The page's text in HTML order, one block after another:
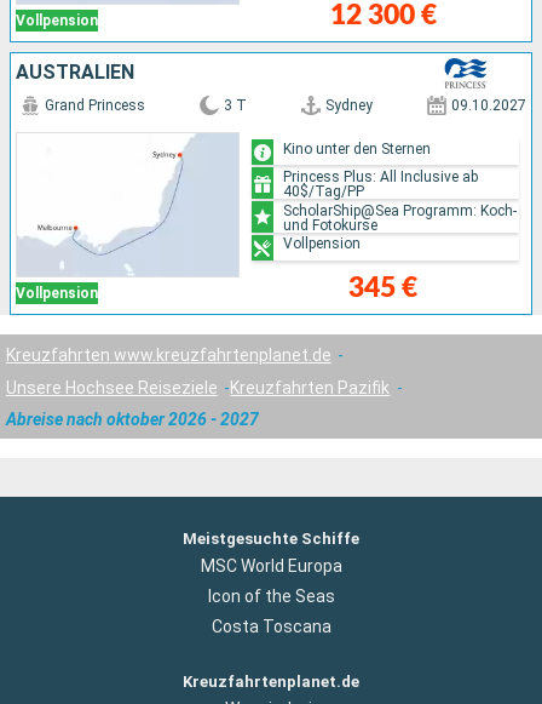
Vollpension 12 300 €
AUSTRALIEN
Vollpension
Grand Princess 3 T Sydney 09.10.2027
345 €
Kino unter den Sternen
Princess Plus: All Inclusive ab
40$/Tag/PP
ScholarShip@Sea Programm: Koch-
und Fotokurse
Vollpension
Kreuzfahrten www.kreuzfahrtenplanet.de
Unsere Hochsee Reiseziele
Kreuzfahrten Pazifik
Abreise nach oktober 2026 - 2027
Meistgesuchte Schiffe
MSC World Europa
Icon of the Seas
Costa Toscana
Kreuzfahrtenplanet.de